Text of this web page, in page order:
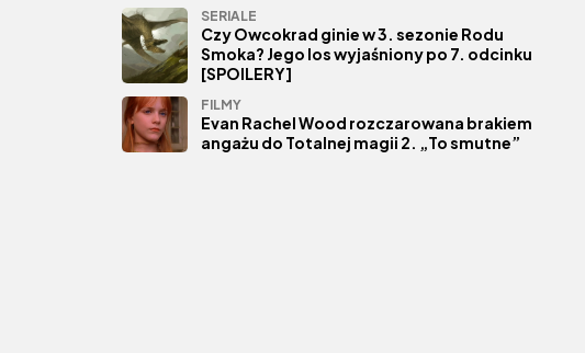
SERIALE
Czy Owcokrad ginie w 3. sezonie Rodu
Smoka? Jego los wyjaśniony po 7. odcinku
[SPOILERY]
FILMY
Evan Rachel Wood rozczarowana brakiem
angażu do Totalnej magii 2. „To smutne”